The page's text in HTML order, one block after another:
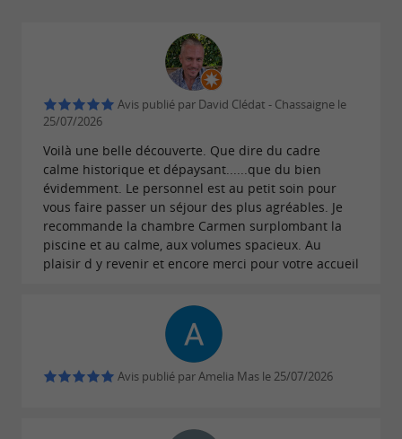
Pour toute demande de visite groupe, contactez-
nous : visite@chateautoulouselautrec.com
L'abus d'alcool est dangereux pour la santé, à
Avis publié par David Clédat - Chassaigne le
25/07/2026
Voilà une belle découverte. Que dire du cadre
calme historique et dépaysant......que du bien
évidemment. Le personnel est au petit soin pour
vous faire passer un séjour des plus agréables. Je
recommande la chambre Carmen surplombant la
piscine et au calme, aux volumes spacieux. Au
plaisir d y revenir et encore merci pour votre accueil
Avis publié par Amelia Mas le 25/07/2026